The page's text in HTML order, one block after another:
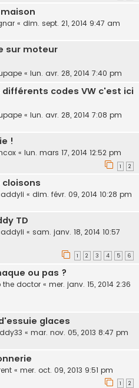
« dim. sept. 21, 2014 9:47 am
sur moteur
« lun. avr. 28, 2014 7:40 pm
codes VW c'est ici
« lun. avr. 28, 2014 7:08 pm
!
« lun. mars 17, 2014 12:52 pm
1 2
« dim. févr. 09, 2014 10:28 pm
TD
« sam. janv. 18, 2014 10:57
1 2 3 4 5 6
ou pas ?
the doctor « mer. janv. 15, 2014 2:36
glaces
« mar. nov. 05, 2013 8:47 pm
« mer. oct. 09, 2013 9:51 pm
1 2